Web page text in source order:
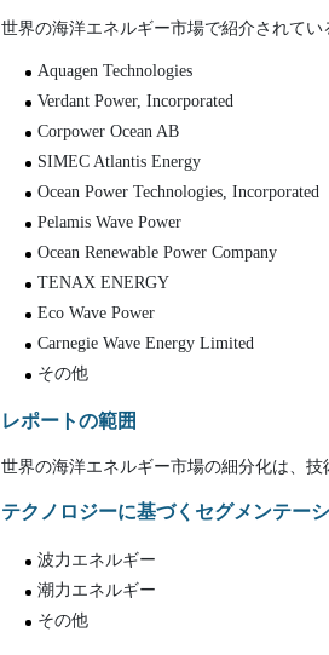
世界の海洋エネルギー市場で紹介されてい
Aquagen Technologies
Verdant Power, Incorporated
Corpower Ocean AB
SIMEC Atlantis Energy
Ocean Power Technologies, Incorporated
Pelamis Wave Power
Ocean Renewable Power Company
TENAX ENERGY
Eco Wave Power
Carnegie Wave Energy Limited
その他
レポートの範囲
世界の海洋エネルギー市場の細分化は、
テクノロジーに基づくセグメンテー
波力エネルギー
潮力エネルギー
その他